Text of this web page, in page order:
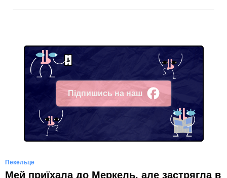
Підпишись на наш
Facebook
Пекельце
Мей приїхала до Меркель, але застрягла в